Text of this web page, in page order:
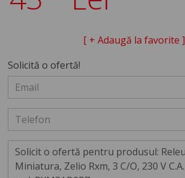
[ + Adaugă la favorite ]
Solicită o ofertă!